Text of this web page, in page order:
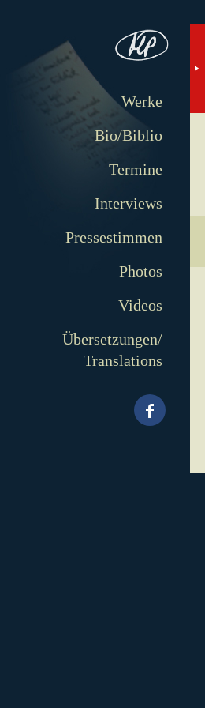
Werke
Bio/Biblio
Termine
Interviews
Pressestimmen
Photos
Videos
Übersetzungen/
Translations